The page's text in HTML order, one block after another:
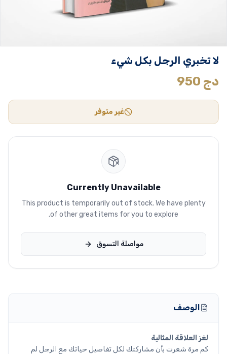
لا تخبري الرجل بكل شيء
950 دج
غير متوفر
Currently Unavailable
This product is temporarily out of stock. We have plenty
of other great items for you to explore.
مواصلة التسوق
الوصف
لغز العلاقة المثالية
كم مرة شعرت بأن مشاركتك لكل تفاصيل حياتك مع الرجل لم